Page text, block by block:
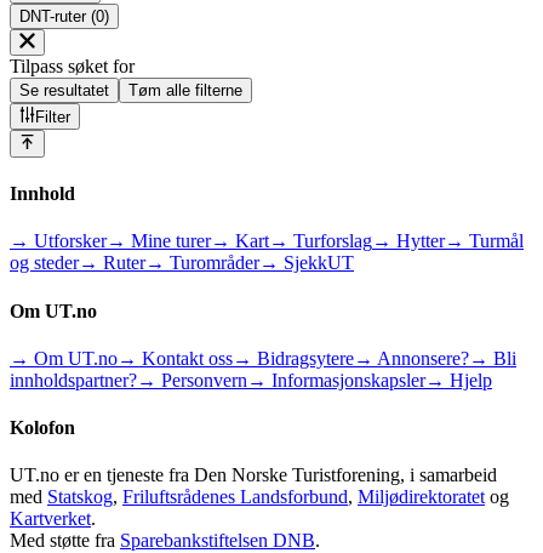
DNT-ruter (0)
Tilpass søket for
Se resultatet
Tøm alle filterne
Filter
Innhold
→ Utforsker→ Mine turer→ Kart→ Turforslag→ Hytter→ Turmål
og steder→ Ruter→ Turområder→ SjekkUT
Om UT.no
→ Om UT.no→ Kontakt oss→ Bidragsytere→ Annonsere?→ Bli
innholdspartner?→ Personvern → Informasjonskapsler→ Hjelp
Kolofon
UT.no er en tjeneste fra Den Norske Turistforening, i samarbeid
med Statskog, Friluftsrådenes Landsforbund, Miljødirektoratet og
Kartverket.
Med støtte fra Sparebankstiftelsen DNB.